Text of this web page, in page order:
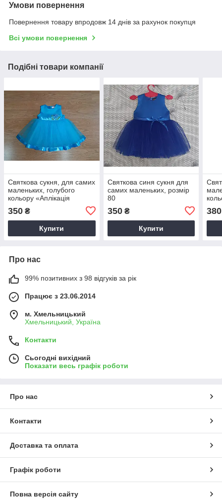
Умови повернення
Повернення товару впродовж 14 днів за рахунок покупця
Всі умови повернення
Подібні товари компанії
Святкова сукня, для самих
маленьких, голубого
кольору «Аплікація
350 ₴
Купити
Святкова синя сукня для
самих маленьких, розмір
80
350₴
Купити
380
Про нас
99% позитивних з 98 відгуків за рік
Працює з 23.06.2014
м. Хмельницький
Хмельницький, Україна
Контакти
Сьогодні вихідний
Показати весь графік роботи
Про нас
Контакти
Доставка та оплата
Графік роботи
Повна версія сайту